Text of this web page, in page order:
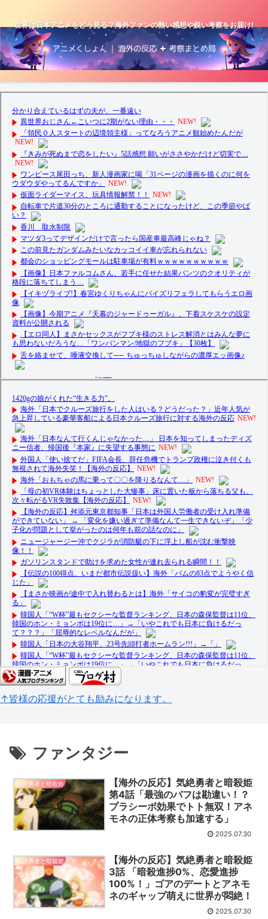
世界は日本アニメをどう見る？海外ファンの熱い感想や鋭い考察をお届け!
↑皆様の応援がとても励みになります。
ファンタジー
気絶勇者と暗殺姫
【海外の反応】気絶勇者と暗殺姫
第4話「最強のバフは勘違い！？
プラシーボ効果でトト無双！アネ
モネの正体考察も加速する」
2025.07.30
気絶勇者と暗殺姫
【海外の反応】気絶勇者と暗殺姫
3話 「暗殺進捗0%、恋愛進捗
100%！」ゴアのデートとアネモ
ネのギャップ萌えに世界が悶絶！
2025.07.30